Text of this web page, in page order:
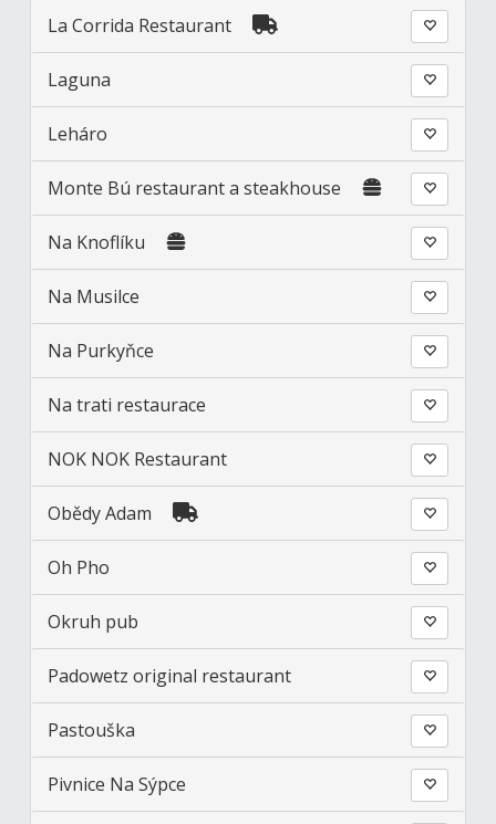
La Corrida Restaurant
Laguna
Leháro
Monte Bú restaurant a steakhouse
Na Knoflíku
Na Musilce
Na Purkyňce
Na trati restaurace
NOK NOK Restaurant
Obědy Adam
Oh Pho
Okruh pub
Padowetz original restaurant
Pastouška
Pivnice Na Sýpce